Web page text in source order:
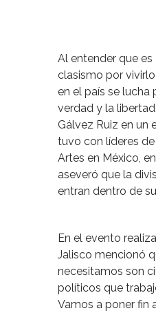
Al entender que
clasismo por
en el país se lucha
verdad y la
Gálvez Ruiz en un
tuvo con líderes
Artes en México,
aseveró que la
entran dentro de
En el evento
Jalisco mencionó
necesitamos son
políticos que
Vamos a poner fin